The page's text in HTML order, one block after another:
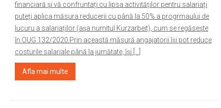
financiară și vă confruntați cu lipsa activităților pentru salariați
puteți aplica măsura reducerii cu până la 50% a progrmaului de
lucuru a salariaților (așa numitul Kurzarbeit), cum se regăsește
în OUG 132/2020.Prin această măsură angajatorii își pot reduce
costurile salariale până la jumătate, își […]
Afla mai multe